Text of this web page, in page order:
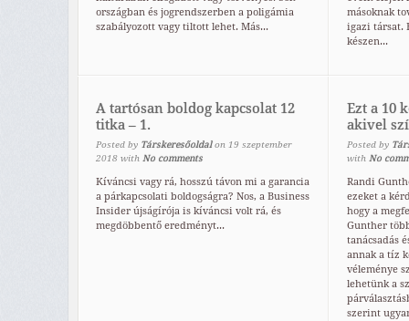
országban és jogrendszerben a poligámia
szabályozott vagy tiltott lehet. Más...
másoknak
igazi társat.
készen...
A tartósan boldog kapcsolat 12
titka – 1.
Posted by Társkeresőoldal on 19 szeptember
2018 with No comments
Kíváncsi vagy rá, hosszú távon mi a garancia
a párkapcsolati boldogságra? Nos, a Business
Insider újságírója is kíváncsi volt rá, és
megdöbbentő eredményt...
Ezt a 10
akivel
Posted by
with No
Randi
ezeket a
hogy a
Gunther
tanácsadás
annak a tíz
véleménye
lehetünk a
szerint